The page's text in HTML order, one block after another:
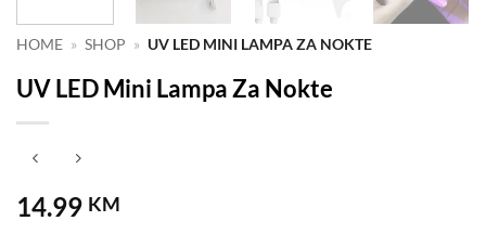
HOME » SHOP » UV LED MINI LAMPA ZA NOKTE
UV LED Mini Lampa Za Nokte
14.99 KM